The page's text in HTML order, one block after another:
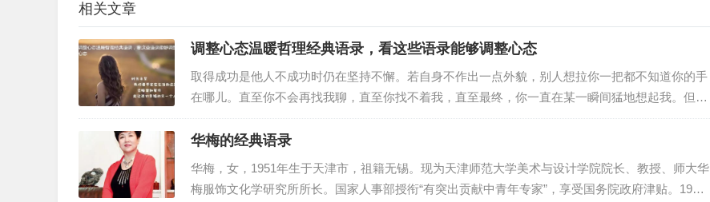
相关文章
调整心态温暖哲理经典语录，看这些语录能够调整心态
取得成功是他人不成功时仍在坚持不懈。若自身不作出一点外貌，别人想拉你一把都不知道你的手
在哪儿。直至你不会再找我聊，直至你找不着我，直至最终，你一直在某一瞬间猛地想起我。但
是，那个时候，被你弄丢的我就确实早已没有了，也再不想要你再找回家了。理…
华梅的经典语录
华梅，女，1951年生于天津市，祖籍无锡。现为天津师范大学美术与设计学院院长、教授、师大华
梅服饰文化学研究所所长。国家人事部授衔“有突出贡献中青年专家”，享受国务院政府津贴。1997